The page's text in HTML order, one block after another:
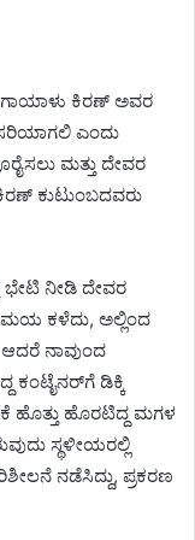
ಕಿರಣ್ ಅವರ
ಎಂದು
ಮತ್ತು ದೇವರ
ಕುಟುಂಬದವರು
ಭೇಟಿ ನೀಡಿ ದೇವರ
ಸಮಯ ಕಳೆದು, ಅಲ್ಲಿಂದ
ಆದರೆ ನಾವುಂದ
ಕಂಟೈನರ್‌ಗೆ ಡಿಕ್ಕಿ
ಹೊರಟಿದ್ದ ಮಗಳ
ಸ್ಥಳೀಯರಲ್ಲಿ
ನಡೆಸಿದ್ದು, ಪ್ರಕರಣ